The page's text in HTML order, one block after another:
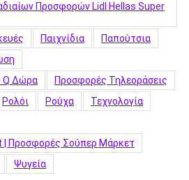
Προσφορών Lidl Hellas Super
Παιχνίδια
Παπούτσια
Q Δώρα
Προσφορές Τηλεοράσεις
Ρολόι Ρούχα
Τεχνολογία
| Προσφορές Σούπερ Μάρκετ
Ψυγεία